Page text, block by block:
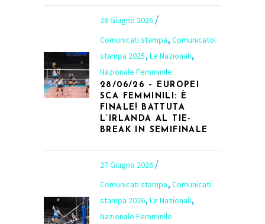
28 Giugno 2026
Comunicati stampa, Comunicatoi
stampa 2025, Le Nazionali,
Nazionale Femminile
28/06/26 – EUROPEI
SCA FEMMINILI: È
FINALE! BATTUTA
L’IRLANDA AL TIE-
BREAK IN SEMIFINALE
27 Giugno 2026
Comunicati stampa, Comunicati
stampa 2026, Le Nazionali,
Nazionale Femminile